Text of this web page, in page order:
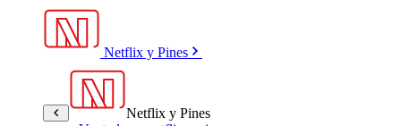
Netflix y Pines
Netflix y Pines